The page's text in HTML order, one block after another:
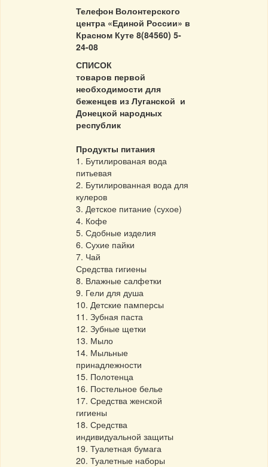
Телефон Волонтерского
центра «Единой России» в
Красном Куте 8(84560) 5-
24-08
СПИСОК
товаров первой
необходимости для
беженцев из Луганской и
Донецкой народных
республик
Продукты питания
1. Бутилированая вода
питьевая
2. Бутилированная вода для
кулеров
3. Детское питание (сухое)
4. Кофе
5. Сдобные изделия
6. Сухие пайки
7. Чай
Средства гигиены
8. Влажные салфетки
9. Гели для душа
10. Детские памперсы
11. Зубная паста
12. Зубные щетки
13. Мыло
14. Мыльные
принадлежности
15. Полотенца
16. Постельное белье
17. Средства женской
гигиены
18. Средства
индивидуальной защиты
19. Туалетная бумага
20. Туалетные наборы